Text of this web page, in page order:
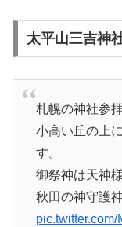
太平山三吉神
札幌の神社参
小高い丘の上
す。
御祭神は天神
秋田の神守護
pic.twitter.com/